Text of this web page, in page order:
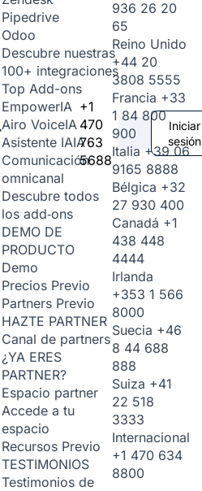
Pipedrive
Odoo
Descubre nuestras
100+ integraciones
Top Add-ons
EmpowerIA
Airo VoiceIA
Asistente IAIA
Comunicación
omnicanal
Descubre todos
los add‑ons
DEMO DE
PRODUCTO
Demo
Precios Previo
Partners Previo
HAZTE PARTNER
Canal de partners
¿YA ERES
PARTNER?
Espacio partner
Accede a tu
espacio
Recursos Previo
TESTIMONIOS
Testimonios de
+1
470
763
5688
936 26 20
65
Reino Unido
+44 20
3808 5555
Francia +33
1 84 800
900
Italia +39 06
9165 8888
Bélgica +32
27 930 400
Canadá +1
438 448
4444
Irlanda
+353 1 566
8000
Suecia +46
8 44 688
888
Suiza +41
22 518
3333
Internacional
+1 470 634
8800
Iniciar
sesión